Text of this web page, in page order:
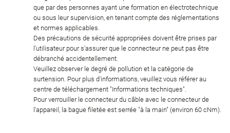
que par des personnes ayant une formation en électrotechnique
ou sous leur supervision, en tenant compte des réglementations
et normes applicables.
Des précautions de sécurité appropriées doivent être prises par
l'utilisateur pour s'assurer que le connecteur ne peut pas être
débranché accidentellement.
Veuillez observer le degré de pollution et la catégorie de
surtension. Pour plus d'informations, veuillez vous référer au
centre de téléchargement "Informations techniques".
Pour verrouiller le connecteur du câble avec le connecteur de
l'appareil, la bague filetée est serrée "à la main" (environ 60 cNm).